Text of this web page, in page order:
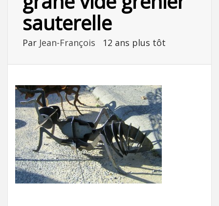
sauterelle
Par Jean-François 12 ans plus tôt